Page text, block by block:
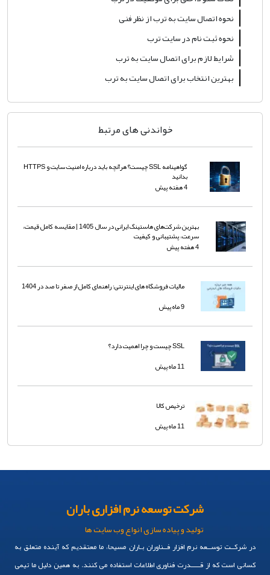
نحوه اتصال سایت به ترب از نظر فنی
نحوه ثبت نام در سایت ترب
شرایط لازم برای اتصال سایت به ترب
بهترین انتخاب برای اتصال سایت به ترب
خواندنی های مرتبط
گواهینامه SSL چیست؟ هرآنچه باید درباره امنیت سایت و HTTPS
بدانید
4 هفته پیش
بهترین شرکت‌های هاستینگ ایرانی در سال 1405 | مقایسه کامل قیمت،
سرعت، پشتیبانی و کیفیت
4 هفته پیش
مالیات فروشگاه های اینترنتی: راهنمای کامل از صفر تا صد در 1404
9 ماه پیش
SSL چیست و چرا اهمیت دارد؟
11 ماه پیش
ترخیص کالا
11 ماه پیش
شرکت توسعه نرم افزاری باران
تولید و پیاده سازی انواع وب سایت ها
در شرکــت توســعه نرم افزار فــناوران بـاران مسیحا، ما معتقدیم که آینده متعلق به
کسانی است که از قـــــدرت فناوری اطلاعات استفاده می کنند. به همین دلیل ما تیمی